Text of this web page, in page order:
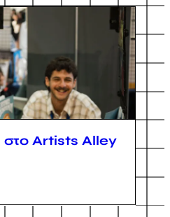
Artists Alley